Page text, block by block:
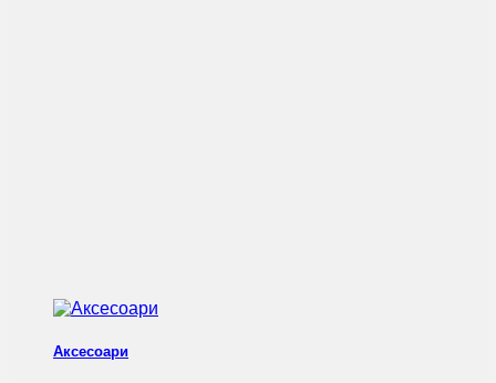
Аксесоари